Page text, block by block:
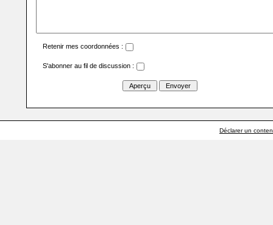
Retenir mes coordonnées :
S'abonner au fil de discussion :
Déclarer un